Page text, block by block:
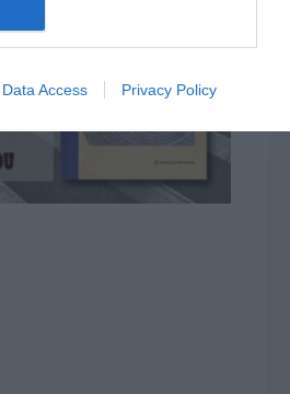
Data Access Privacy Policy